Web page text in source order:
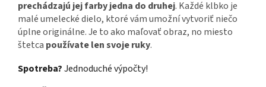
prechádzajú jej farby jedna do druhej. Každé klbko je
malé umelecké dielo, ktoré vám umožní vytvoriť niečo
úplne originálne. Je to ako maľovať obraz, no miesto
štetca používate len svoje ruky.
Spotreba?Jednoduché výpočty!